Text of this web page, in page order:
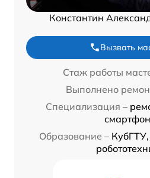
Константин
Вызвать
Стаж работы
Выполнено
Специализация –
Образование –